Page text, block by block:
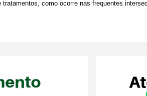
como ocorre nas frequentes